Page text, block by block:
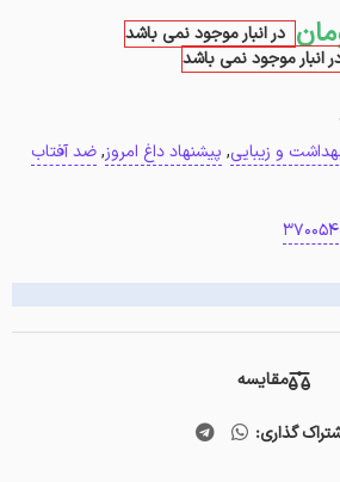
در انبار موجود نمی باشد
انبار موجود نمی باشد
و زیبایی, پیشنهاد داغ امروز,ضد آفتاب
مقایسه
گذاری: